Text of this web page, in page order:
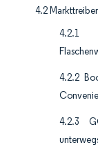
4.2 Markttreiber
4.2.1
4.2.2
4.2.3